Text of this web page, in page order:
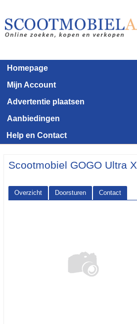
Homepage
Mijn Account
Advertentie plaatsen
Aanbiedingen
Help en Contact
Scootmobiel GOGO Ultra X
Overzicht Doorsturen
Contact